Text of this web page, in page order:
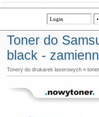
Toner do
black -
Tonery do drukarek laserowych»